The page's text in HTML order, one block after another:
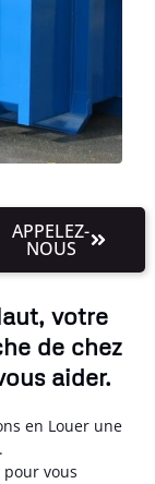
APPELEZ-
NOUS
votre
de chez
aider.
en Louer une
vous